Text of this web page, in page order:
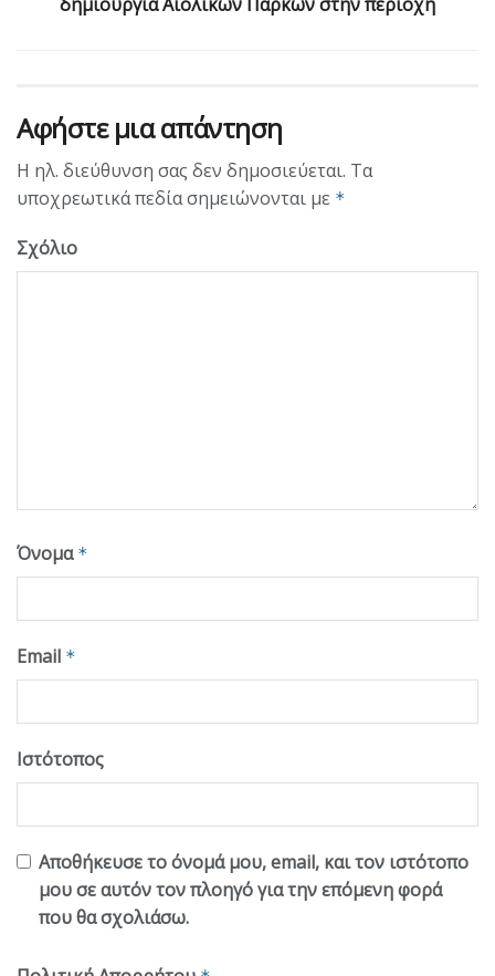
Αφήστε μια απάντηση
Η ηλ. διεύθυνση σας δεν δημοσιεύεται. Τα
υποχρεωτικά πεδία σημειώνονται με *
Σχόλιο
Όνομα *
Email *
Ιστότοπος
Αποθήκευσε το όνομά μου, email, και τον ιστότοπο
μου σε αυτόν τον πλοηγό για την επόμενη φορά
που θα σχολιάσω.